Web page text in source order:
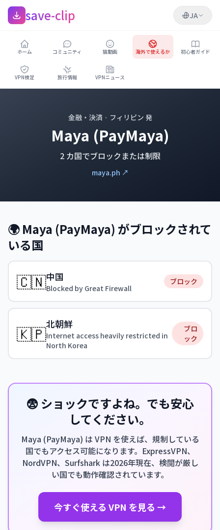
save-clip JA
ホーム コミュニティ 猫動画 海外で使えるか 初心者ガイド
VPN検定 旅行情報 VPNニュース
金融・決済 · フィリピン 発
Maya (PayMaya)
2 カ国でブロックまたは制限
maya.ph ↗
🌍 Maya (PayMaya) がブロックされて
いる国
🇨🇳中国
Blocked by Great Firewall
ブロック
🇰🇵北朝鮮
Internet access heavily restricted in
North Korea
ブロ
ック
😨 ショックですよね。でも安心
してください。
Maya (PayMaya) は VPN を使えば、規制している
国でもアクセス可能になります。ExpressVPN、
NordVPN、Surfshark は2026年現在、検閲が厳し
い国でも動作確認されています。
今すぐ使える VPN を見る →